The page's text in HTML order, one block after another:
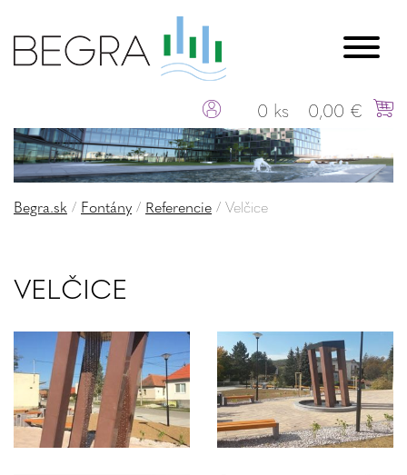
0 ks 0,00 €
Begra.sk / Fontány / Referencie / Velčice
VELČICE